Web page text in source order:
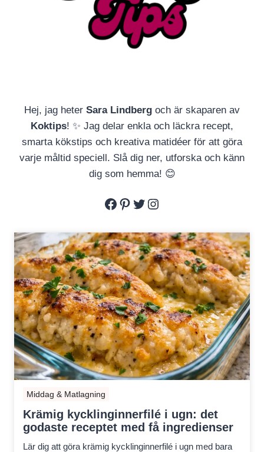
Hej, jag heter Sara Lindberg och är skaparen av
Koktips! ✨ Jag delar enkla och läckra recept,
smarta kökstips och kreativa matidéer för att göra
varje måltid speciell. Slå dig ner, utforska och känn
dig som hemma! 😊
Facebook
Pinterest
Twitter
Instagram
Middag & Matlagning
Krämig kycklinginnerfilé i ugn: det
godaste receptet med få ingredienser
Lär dig att göra krämig kycklinginnerfilé i ugn med bara